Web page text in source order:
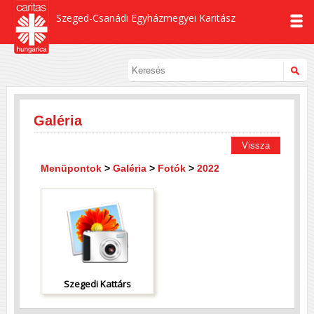
Szeged-Csanádi Egyházmegyei Karitász
Galéria
Vissza
Menüpontok > Galéria > Fotók > 2022
Szegedi Kattárs